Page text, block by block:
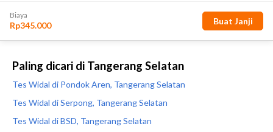
Paling dicari di Tangerang Selatan
Tes Widal di Pondok Aren, Tangerang Selatan
Tes Widal di Serpong, Tangerang Selatan
Tes Widal di BSD, Tangerang Selatan